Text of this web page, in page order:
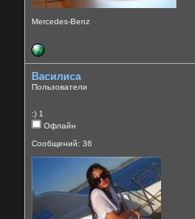
Mercedes-Benz
Василиса
Пользователи
:) 1
Офлайн
Сообщений: 36